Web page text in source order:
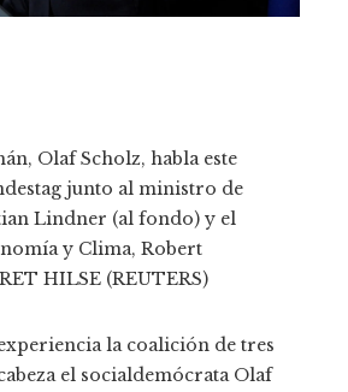
Olaf Scholz, habla este
junto al ministro de
Lindner (al fondo) y el
y Clima, Robert
HILSE (REUTERS)
la coalición de tres
el socialdemócrata Olaf